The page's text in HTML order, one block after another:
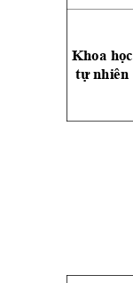
Khoa học
tự nhiên